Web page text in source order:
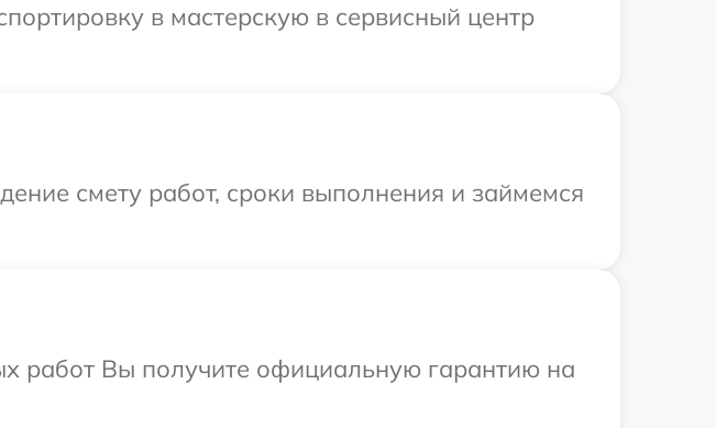
в мастерскую в сервисный центр
смету работ, сроки выполнения и займемся
работ Вы получите официальную гарантию на